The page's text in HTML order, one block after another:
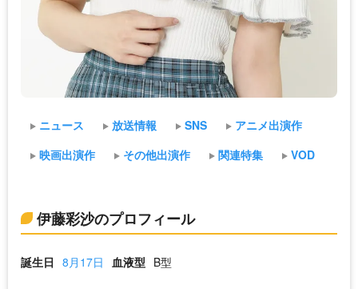
ニュース 放送情報 SNS
アニメ出演作
映画出演作
その他出演作 関連特集 VOD
伊藤彩沙のプロフィール
誕生日 8月17日 血液型 B型